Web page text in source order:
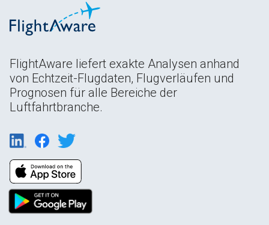
FlightAware liefert exakte Analysen anhand
von Echtzeit-Flugdaten, Flugverläufen und
Prognosen für alle Bereiche der
Luftfahrtbranche.